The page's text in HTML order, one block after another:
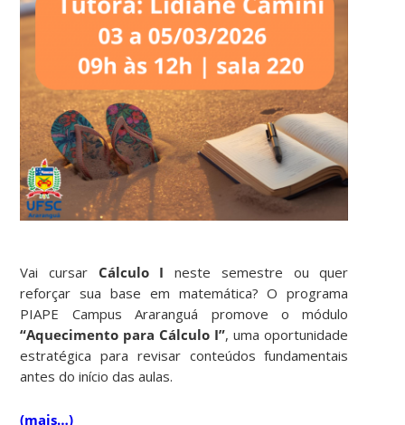
Vai cursar Cálculo I neste semestre ou quer
reforçar sua base em matemática? O programa
PIAPE Campus Araranguá promove o módulo
“Aquecimento para Cálculo I”, uma oportunidade
estratégica para revisar conteúdos fundamentais
antes do início das aulas.
(mais…)